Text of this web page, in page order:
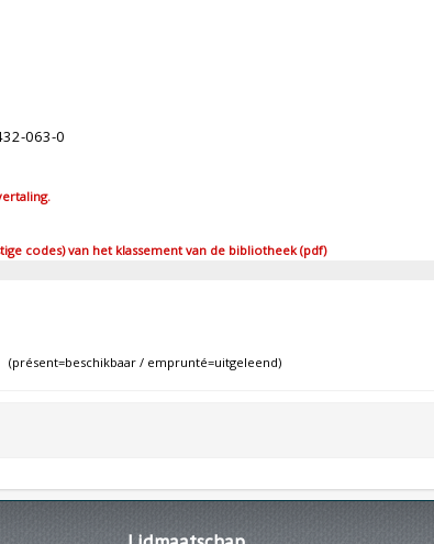
063-0
codes) van het klassement van de bibliotheek (pdf)
(présent=beschikbaar / emprunté=uitgeleend)